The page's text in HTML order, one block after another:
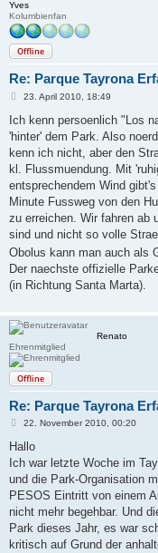
Yves
Kolumbienfan
Offline
Re: Parque Tayrona
B
i
r
a
23. April 2010, 18:49
Ich kenn persoenlich "Los
'hinter' dem Park. Also
kenn ich nicht, aber den
kl. Flussmuendung. Mit
entsprechendem Wind
Minute Fussweg von den
zu erreichen. Wir fahren ab
sind und nicht so volle
Obolus kann man auch als
Der naechste offizielle
(in Richtung Santa Marta).
Renato
Ehrenmitglied
Offline
Re: Parque Tayrona
B
i
r
a
22. November 2010, 00:20
Hallo
Ich war letzte Woche im
und die Park-Organisation
PESOS Eintritt von einem
nicht mehr begehbar. Und
Park dieses Jahr, es war
kritisch auf Grund der